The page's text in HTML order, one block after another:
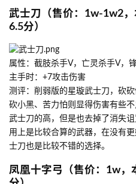
武士刀（售价：1w-1w2，
6.5分）
属性：截肢杀手V，亡灵杀手V，
主手时：+7攻击伤害
测评：削弱版的星璇武士刀，砍
砍小黑、苦力怕则显得伤害有些
武士刀的高，但是也去掉了消失
用上是比较合算的武器，在没有
士刀也是比较不错的选择。
凤凰十字弓（售价：1w，